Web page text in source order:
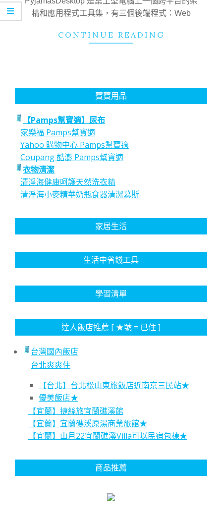
構和應用程式工具集，有三個後端程式：Web
CONTINUE READING
寶寶用品
【Pamps幫寶適】尿布
家樂福 Pamps幫寶適
Yahoo 購物中心 Pamps幫寶適
Coupang 酷澎 Pamps幫寶適
衣物清潔
清淨海健康呵護天然洗衣精
清淨海小麥精華奶瓶食器清潔慕斯
家居生活
生活中省錢工具
學習清單
達人飯店推薦 [ ★號 = 已住 ]
台灣國內飯店
台北爽爽住
【台北】台北松山東旅飯店近南京三民站★
優美飯店★
【宜蘭】捷絲旅宜蘭礁溪館
【宜蘭】宜蘭礁溪原湯商業旅館★
【宜蘭】山月22宜蘭礁溪Villa可以民宿包棟★
商品推薦